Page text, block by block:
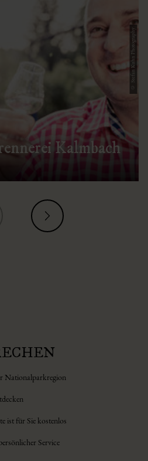
Kalmbach
© Stefan Kuhn Photography
Nationalparkregion
ist für Sie kostenlos
Service